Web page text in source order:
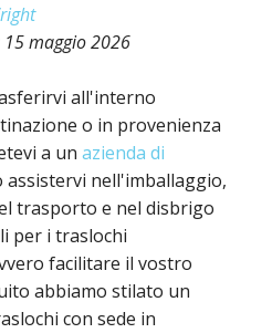
15 maggio 2026
all'interno
o in provenienza
a un azienda di
assistervi nell'imballaggio,
trasporto e nel disbrigo
per i traslochi
facilitare il vostro
abbiamo stilato un
con sede in